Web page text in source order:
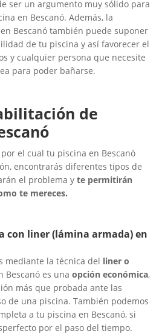
ser un argumento muy sólido para
en Bescanó. Además, la
Bescanó también puede suponer
de tu piscina y así favorecer el
y cualquier persona que necesite
para poder bañarse.
de
el cual tu piscina en Bescanó
encontrarás diferentes tipos de
el problema yte permitirán
te mereces.
con liner (lámina armada) en
mediante la técnica del liner o
Bescanó es unaopción económica,
más que probada ante las
de una piscina. También podemos
a tu piscina en Bescanó, si
por el paso del tiempo.